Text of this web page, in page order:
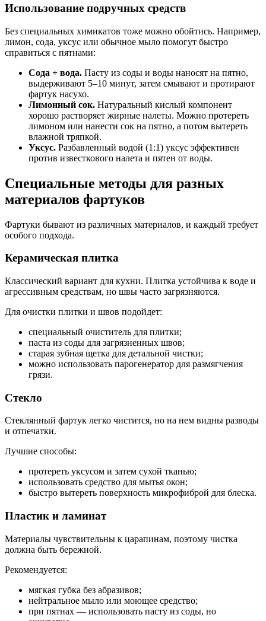
Использование подручных средств
Без специальных химикатов тоже можно обойтись. Например,
лимон, сода, уксус или обычное мыло помогут быстро
справиться с пятнами:
Сода + вода. Пасту из соды и воды наносят на пятно,
выдерживают 5–10 минут, затем смывают и протирают
фартук насухо.
Лимонный сок. Натуральный кислый компонент
хорошо растворяет жирные налеты. Можно протереть
лимоном или нанести сок на пятно, а потом вытереть
влажной тряпкой.
Уксус. Разбавленный водой (1:1) уксус эффективен
против известкового налета и пятен от воды.
Специальные методы для разных
материалов фартуков
Фартуки бывают из различных материалов, и каждый требует
особого подхода.
Керамическая плитка
Классический вариант для кухни. Плитка устойчива к воде и
агрессивным средствам, но швы часто загрязняются.
Для очистки плитки и швов подойдет:
специальный очиститель для плитки;
паста из соды для загрязненных швов;
старая зубная щетка для детальной чистки;
можно использовать парогенератор для размягчения
грязи.
Стекло
Стеклянный фартук легко чистится, но на нем видны разводы
и отпечатки.
Лучшие способы:
протереть уксусом и затем сухой тканью;
использовать средство для мытья окон;
быстро вытереть поверхность микрофиброй для блеска.
Пластик и ламинат
Материалы чувствительны к царапинам, поэтому чистка
должна быть бережной.
Рекомендуется:
мягкая губка без абразивов;
нейтральное мыло или моющее средство;
при пятнах — использовать пасту из соды, но